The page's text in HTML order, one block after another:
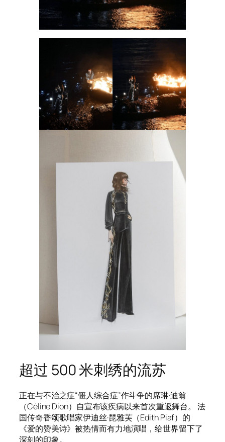
超过 500 米刺绣的流苏
正在与不治之症“僵人综合症”作斗争的席琳·迪翁
（Céline Dion）自宣布该疾病以来首次重返舞台。 法
国传奇香颂歌唱家伊迪丝·琵雅芙（Edith Piaf）的
《爱的赞美诗》被热情而有力地演唱，给世界留下了
深刻的印象。